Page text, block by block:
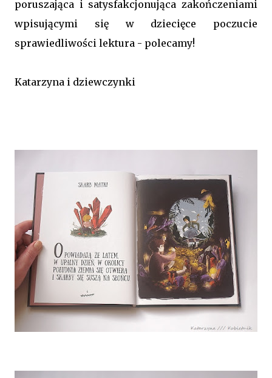
poruszająca i satysfakcjonująca zakończeniami
wpisującymi się w dziecięce poczucie
sprawiedliwości lektura - polecamy!
Katarzyna i dziewczynki